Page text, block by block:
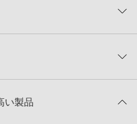
0%
PLAYERではお使いい
：
FAT32でフォーマットされた
ォーマットされたHDDをご用意
い製品